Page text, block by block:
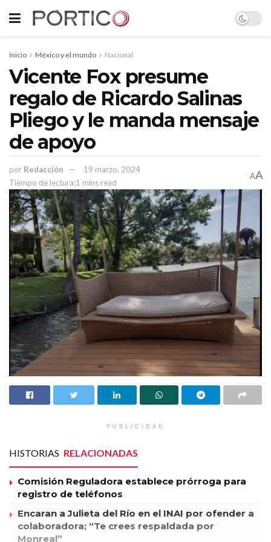
Inicio México y el mundo Nacional
Vicente Fox presume
regalo de Ricardo Salinas
Pliego y le manda mensaje
de apoyo
por Redacción
19 marzo, 2024
Tiempo de lectura:1 mins read
AA
PUBLICIDAD
HISTORIAS RELACIONADAS
Comisión Reguladora establece prórroga para
registro de teléfonos
Encaran a Julieta del Río en el INAI por ofender a
colaboradora; “Te crees respaldada por
Monreal”